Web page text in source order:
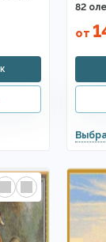
82
от